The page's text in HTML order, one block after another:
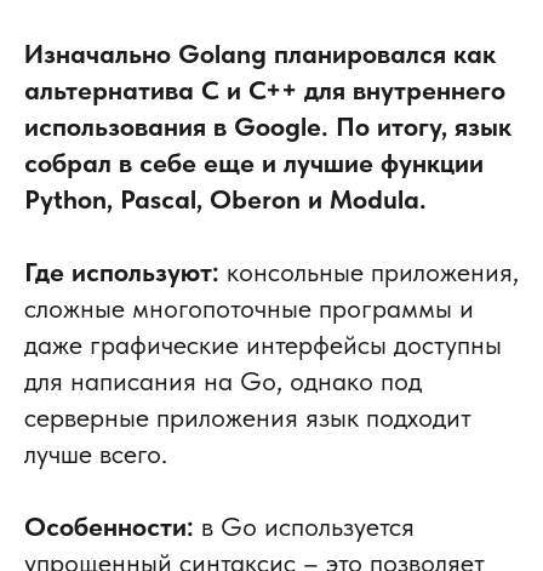
Изначально Golang планировался как
альтернатива С и С++ для внутреннего
использования в Google. По итогу, язык
собрал в себе еще и лучшие функции
Python, Pascal, Oberon и Modula.
Где используют: консольные приложения,
сложные многопоточные программы и
даже графические интерфейсы доступны
для написания на Go, однако под
серверные приложения язык подходит
лучше всего.
Особенности: в Go используется
упрощенный синтаксис – это позволяет